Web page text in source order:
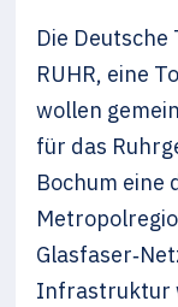
Die Deutsche
RUHR, eine
wollen
für das
Bochum eine
Infrastruktur